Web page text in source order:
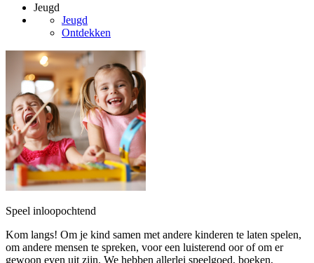
Jeugd
Jeugd
Ontdekken
Speel inloopochtend
Kom langs! Om je kind samen met andere kinderen te laten spelen,
om andere mensen te spreken, voor een luisterend oor of om er
gewoon even uit zijn. We hebben allerlei speelgoed, boeken,